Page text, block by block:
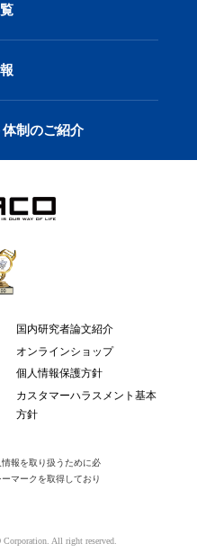
制のご紹介
国内研究者論文紹介
オンラインショップ
個人情報保護方針
カスタマーハラスメント基本
方針
報を取り扱うために必
マークを取得しており
All right reserved.